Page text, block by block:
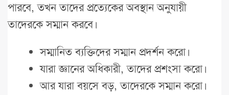
পারবে, তখন তাদের প্রত্যেকের অবস্থান অনুযায়ী
তাদেরকে সম্মান করবে।
সম্মানিত ব্যক্তিদের সম্মান প্রদর্শন করো।
যারা জ্ঞানের অধিকারী, তাদের প্রশংসা করো।
আর যারা বয়সে বড়, তাদেরকে সম্মান করো।